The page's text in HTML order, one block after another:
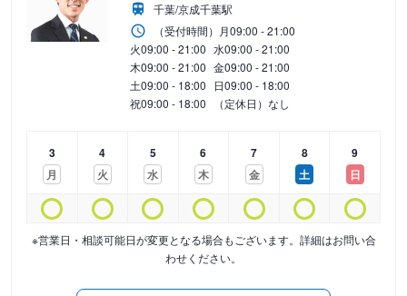
千葉/京成千葉駅
（受付時間） 月09:00 - 21:00
火09:00 - 21:00 水09:00 - 21:00
木09:00 - 21:00 金09:00 - 21:00
土09:00 - 18:00 日09:00 - 18:00
祝09:00 - 18:00 （定休日）なし
3
月
4
火
5
水
6
木
7
金
8
土
9
日
※営業日・相談可能日が変更となる場合もございます。詳細はお問い合
わせください。